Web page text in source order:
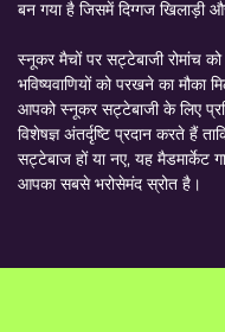
बन गया है जिसमें दिग्गज खिलाड़ी
स्नूकर मैचों पर सट्टेबाजी रोमांच
भविष्यवाणियों को परखने का मौका
आपको स्नूकर सट्टेबाजी के लिए
विशेषज्ञ अंतर्दृष्टि प्रदान करते
सट्टेबाज हों या नए, यह मैडमार्केट
आपका सबसे भरोसेमंद स्रोत है।